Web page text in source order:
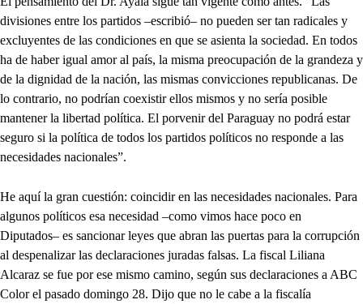
divisiones entre los partidos –escribió– no pueden ser tan radicales y
excluyentes de las condiciones en que se asienta la sociedad. En todos
ha de haber igual amor al país, la misma preocupación de la grandeza y
de la dignidad de la nación, las mismas convicciones republicanas. De
lo contrario, no podrían coexistir ellos mismos y no sería posible
mantener la libertad política. El porvenir del Paraguay no podrá estar
seguro si la política de todos los partidos políticos no responde a las
necesidades nacionales”.
He aquí la gran cuestión: coincidir en las necesidades nacionales. Para
algunos políticos esa necesidad –como vimos hace poco en
Diputados– es sancionar leyes que abran las puertas para la corrupción
al despenalizar las declaraciones juradas falsas. La fiscal Liliana
Alcaraz se fue por ese mismo camino, según sus declaraciones a ABC
Color el pasado domingo 28. Dijo que no le cabe a la fiscalía